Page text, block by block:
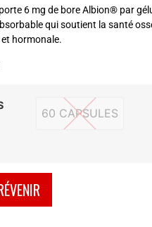
6 mg de bore Albion® par
qui soutient la santé
hormonale.
60 CAPSULES
60 CAPSULES